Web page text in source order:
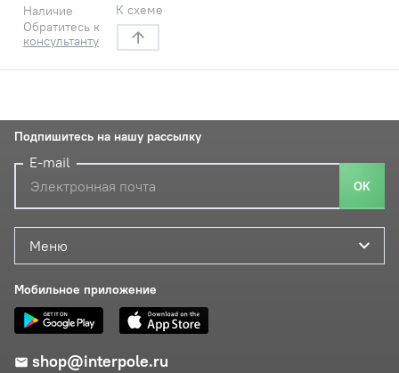
Наличие
Обратитесь к
консультанту
К схеме
Меню
Мобильное приложение
shop@interpole.ru
Подпишитесь на нашу рассылку
E-mail
ОК